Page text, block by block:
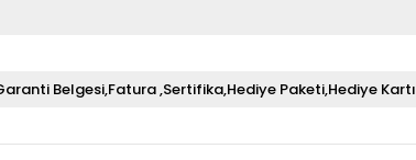
Belgesi,Fatura ,Sertifika,Hediye Paketi,Hediye Kartı